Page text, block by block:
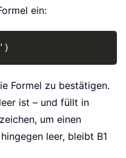
ein:
Formel zu bestätigen.
ist – und füllt in
um einen
leer, bleibt B1